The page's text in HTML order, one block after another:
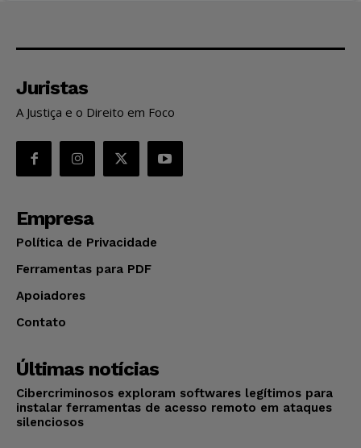
Juristas
A Justiça e o Direito em Foco
Empresa
Política de Privacidade
Ferramentas para PDF
Apoiadores
Contato
Últimas notícias
Cibercriminosos exploram softwares legítimos para
instalar ferramentas de acesso remoto em ataques
silenciosos